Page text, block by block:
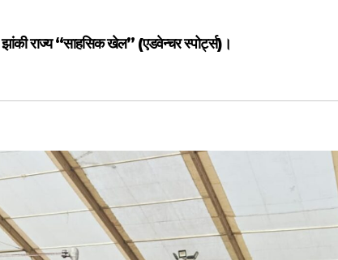
राज्य “साहसिक खेल” (एडवेन्चर स्पोर्ट्स)।